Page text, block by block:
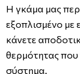
Η γκάμα μας
εξοπλισμένο με
κάνετε
θερμότητας που
σύστημα.